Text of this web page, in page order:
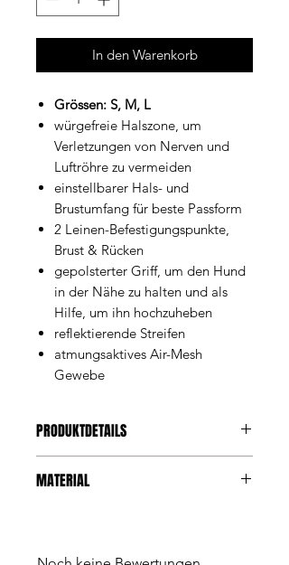
In den Warenkorb
Grössen: S, M, L
würgefreie Halszone, um
Verletzungen von Nerven und
Luftröhre zu vermeiden
einstellbarer Hals- und
Brustumfang für beste Passform
2 Leinen-Befestigungspunkte,
Brust & Rücken
gepolsterter Griff, um den Hund
in der Nähe zu halten und als
Hilfe, um ihn hochzuheben
reflektierende Streifen
atmungsaktives Air-Mesh
Gewebe
PRODUKTDETAILS
alltägliche Spaziergänge UND die
dieses Geschirr zum vielseitigsten
MATERIAL